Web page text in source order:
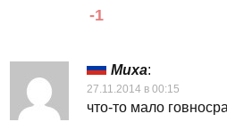
-1
Миха:
27.11.2014 в 00:15
что-то мало